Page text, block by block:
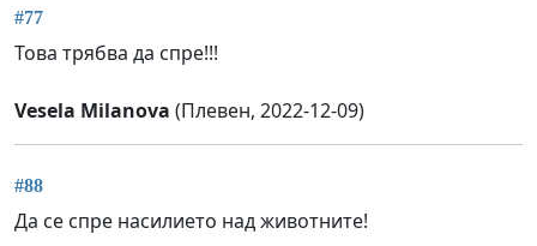
#77
Това трябва да спре!!!
Vesela Milanova (Плевен, 2022-12-09)
#88
Да се спре насилието над животните!